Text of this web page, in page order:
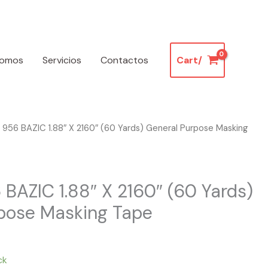
Servicios Contactos Cart/
BAZIC 1.88″ X 2160″ (60 Yards) General Purpose Masking
1.88″ X 2160″ (60 Yards)
Masking Tape